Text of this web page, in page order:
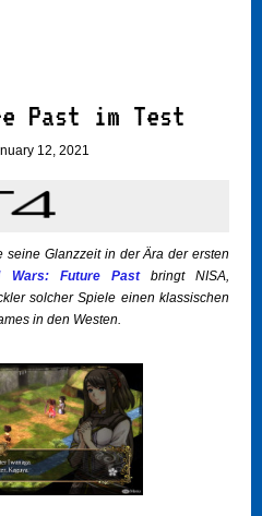
Past im Test
12, 2021
seine Glanzzeit in der Ära der ersten
Wars: Future Pastbringt NISA,
solcher Spiele einen klassischen
in den Westen.